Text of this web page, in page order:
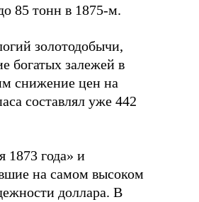
85 тонн в 1875-м.
золотодобычи,
богатых залежей в
снижение цен на
составлял уже 442
1873 года» и
на самом высоком
доллара. В